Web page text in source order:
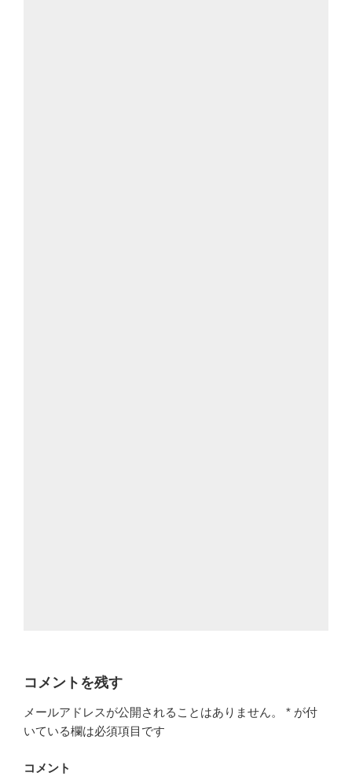
コメントを残す
メールアドレスが公開されることはありません。 * が付
いている欄は必須項目です
コメント